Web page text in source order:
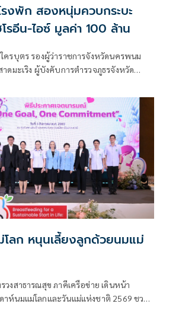
งพัก สองหนุ่มควบกระบะ
รอีน-ไอซ์ มูลค่า 100 ล้าน
ครบุตร รองผู้ว่าราชการจังหวัดนครพนม
ดมะเริง ผู้บังคับการตำรวจภูธรจังหวัด
จภูธรจังหวัดนครพนม
ลก หนุนเลี้ยงลูกด้วยนมแม่
วงสาธารณสุข ภาคีเครือข่าย เดินหน้า
าห์นมแม่โลกและวันแม่แห่งชาติ 2569 ชวน